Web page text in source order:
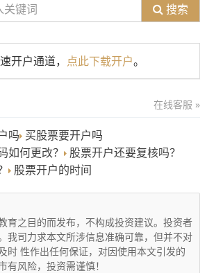
搜索
开户通道， 点此下载开户。
在线客服 »
吗 买股票要开户吗
如何更改？
股票开户还要复核吗？
股票开户的时间
育之目的而发布，不构成投资建议。投资者
我司力求本文所涉信息准确可靠，但并不对
时 性作出任何保证，对因使用本文引发的
有风险，投资需谨慎！